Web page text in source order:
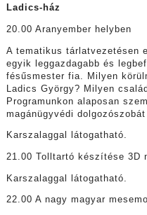
Ladics-ház
20.00 Aranyember helyben
A tematikus tárlatvezetésen
egyik leggazdagabb és
fésűsmester fia. Milyen
Ladics György? Milyen
Programunkon alaposan
magánügyvédi dolgozószobát
Karszalaggal látogatható.
21.00 Tolltartó készítése 3D
Karszalaggal látogatható.
22.00 A nagy magyar